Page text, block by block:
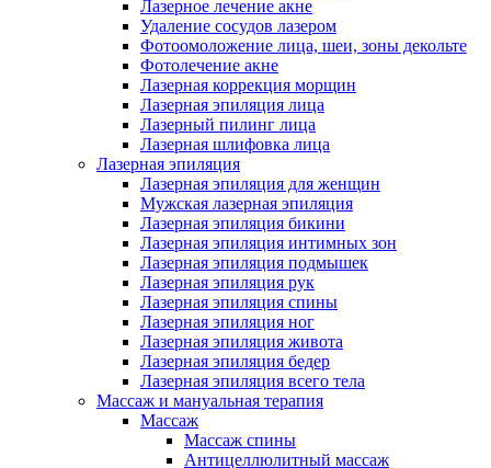
Лазерное лечение акне
Удаление сосудов лазером
Фотоомоложение лица, шеи, зоны декольте
Фотолечение акне
Лазерная коррекция морщин
Лазерная эпиляция лица
Лазерный пилинг лица
Лазерная шлифовка лица
Лазерная эпиляция
Лазерная эпиляция для женщин
Мужская лазерная эпиляция
Лазерная эпиляция бикини
Лазерная эпиляция интимных зон
Лазерная эпиляция подмышек
Лазерная эпиляция рук
Лазерная эпиляция спины
Лазерная эпиляция ног
Лазерная эпиляция живота
Лазерная эпиляция бедер
Лазерная эпиляция всего тела
Массаж и мануальная терапия
Массаж
Массаж спины
Антицеллюлитный массаж